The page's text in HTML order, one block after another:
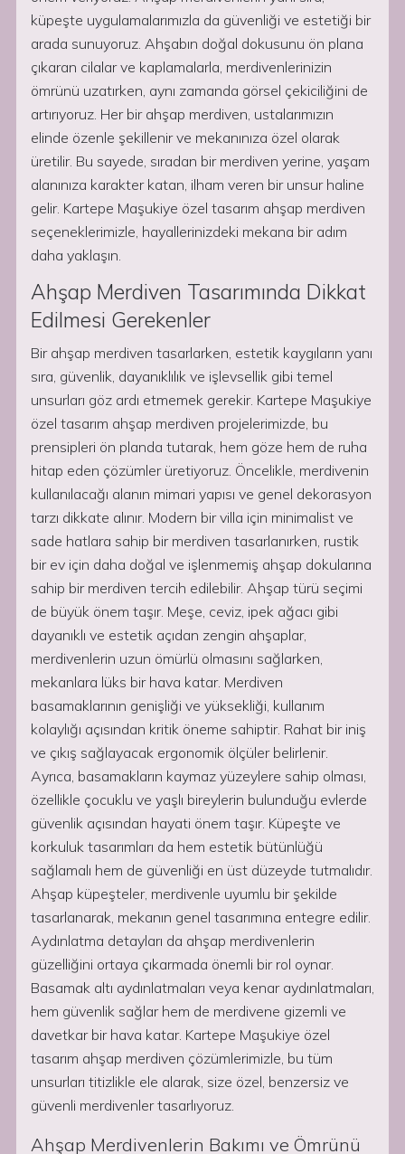
küpeşte uygulamalarımızla da güvenliği ve estetiği bir
arada sunuyoruz. Ahşabın doğal dokusunu ön plana
çıkaran cilalar ve kaplamalarla, merdivenlerinizin
ömrünü uzatırken, aynı zamanda görsel çekiciliğini de
artırıyoruz. Her bir ahşap merdiven, ustalarımızın
elinde özenle şekillenir ve mekanınıza özel olarak
üretilir. Bu sayede, sıradan bir merdiven yerine, yaşam
alanınıza karakter katan, ilham veren bir unsur haline
gelir. Kartepe Maşukiye özel tasarım ahşap merdiven
seçeneklerimizle, hayallerinizdeki mekana bir adım
daha yaklaşın.
Ahşap Merdiven Tasarımında Dikkat
Edilmesi Gerekenler
Bir ahşap merdiven tasarlarken, estetik kaygıların yanı
sıra, güvenlik, dayanıklılık ve işlevsellik gibi temel
unsurları göz ardı etmemek gerekir. Kartepe Maşukiye
özel tasarım ahşap merdiven projelerimizde, bu
prensipleri ön planda tutarak, hem göze hem de ruha
hitap eden çözümler üretiyoruz. Öncelikle, merdivenin
kullanılacağı alanın mimari yapısı ve genel dekorasyon
tarzı dikkate alınır. Modern bir villa için minimalist ve
sade hatlara sahip bir merdiven tasarlanırken, rustik
bir ev için daha doğal ve işlenmemiş ahşap dokularına
sahip bir merdiven tercih edilebilir. Ahşap türü seçimi
de büyük önem taşır. Meşe, ceviz, ipek ağacı gibi
dayanıklı ve estetik açıdan zengin ahşaplar,
merdivenlerin uzun ömürlü olmasını sağlarken,
mekanlara lüks bir hava katar. Merdiven
basamaklarının genişliği ve yüksekliği, kullanım
kolaylığı açısından kritik öneme sahiptir. Rahat bir iniş
ve çıkış sağlayacak ergonomik ölçüler belirlenir.
Ayrıca, basamakların kaymaz yüzeylere sahip olması,
özellikle çocuklu ve yaşlı bireylerin bulunduğu evlerde
güvenlik açısından hayati önem taşır. Küpeşte ve
korkuluk tasarımları da hem estetik bütünlüğü
sağlamalı hem de güvenliği en üst düzeyde tutmalıdır.
Ahşap küpeşteler, merdivenle uyumlu bir şekilde
tasarlanarak, mekanın genel tasarımına entegre edilir.
Aydınlatma detayları da ahşap merdivenlerin
güzelliğini ortaya çıkarmada önemli bir rol oynar.
Basamak altı aydınlatmaları veya kenar aydınlatmaları,
hem güvenlik sağlar hem de merdivene gizemli ve
davetkar bir hava katar. Kartepe Maşukiye özel
tasarım ahşap merdiven çözümlerimizle, bu tüm
unsurları titizlikle ele alarak, size özel, benzersiz ve
güvenli merdivenler tasarlıyoruz.
Ahşap Merdivenlerin Bakımı ve Ömrünü